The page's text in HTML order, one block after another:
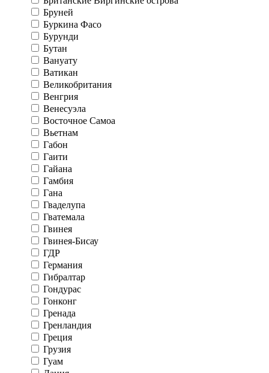
Бруней
Буркина Фасо
Бурунди
Бутан
Вануату
Ватикан
Великобритания
Венгрия
Венесуэла
Восточное Самоа
Вьетнам
Габон
Гаити
Гайана
Гамбия
Гана
Гваделупа
Гватемала
Гвинея
Гвинея-Бисау
ГДР
Германия
Гибралтар
Гондурас
Гонконг
Гренада
Гренландия
Греция
Грузия
Гуам